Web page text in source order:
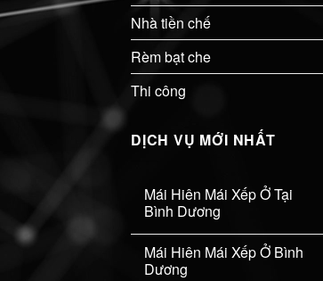
Nhà tiền chế
Rèm bạt che
Thi công
DỊCH VỤ MỚI NHẤT
Mái Hiên Mái Xếp Ở Tại
Bình Dương
Mái Hiên Mái Xếp Ở Bình
Dương